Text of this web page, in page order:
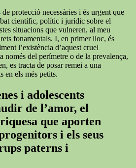
protecció necessàries i és urgent que
científic, polític i jurídic sobre el
situacions que vulneren, al meu
fonamentals. I, en primer lloc, és
l’existència d’aquest cruel
només del perímetre o de la prevalença,
es tracta de posar remei a una
en els més petits.
i adolescents
de l’amor, el
que aporten
i els seus
paterns i